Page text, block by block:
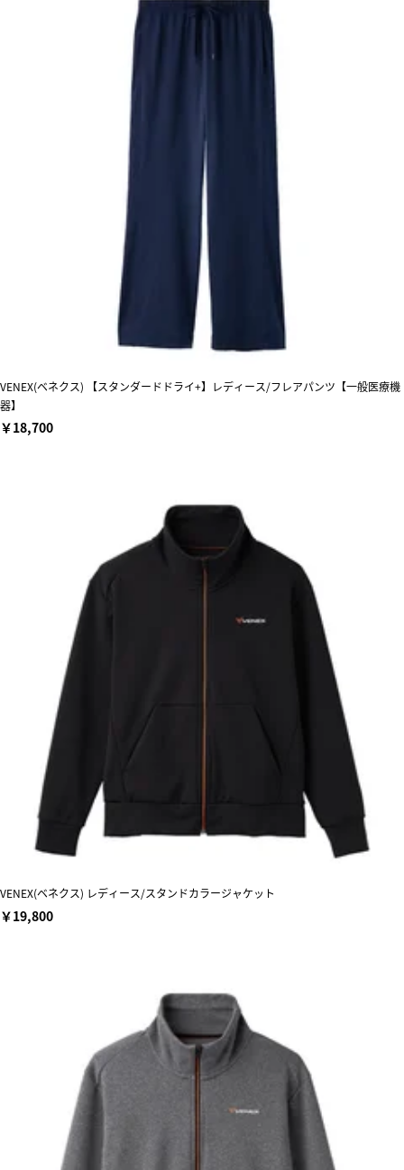
VENEX(ベネクス) 【スタンダードドライ+】レディース/フレアパンツ【一般医療機
器】
￥18,700
VENEX(ベネクス) レディース/スタンドカラージャケット
￥19,800